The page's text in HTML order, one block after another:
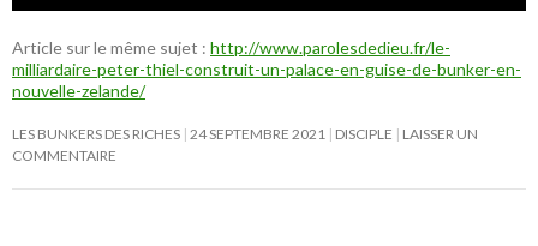
Article sur le même sujet : http://www.parolesdedieu.fr/le-
milliardaire-peter-thiel-construit-un-palace-en-guise-de-bunker-en-
nouvelle-zelande/
LES BUNKERS DES RICHES 24 SEPTEMBRE 2021 DISCIPLE
LAISSER UN
COMMENTAIRE